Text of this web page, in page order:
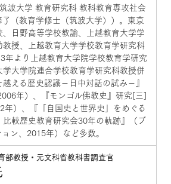
波大学 教育研究科 教科教育専攻社会
（教育学修士（筑波大学））。東京
日野高等学校教諭、上越教育大学学
授、上越教育大学学校教育学研究科
年より上越教育大学院学校教育学研究
大学院連合学校教育学研究科教授併
える歴史認識－日中対話の試み－』
年）、『モンゴル佛教史』研究[三]
年）、『「自国史と世界史」をめぐる
較歴史教育研究会30年の軌跡』（ブ
ン、2015年）など多数。
部教授・元文科省教科書調査官